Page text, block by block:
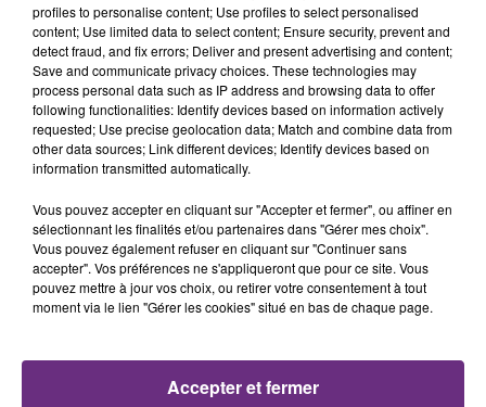
LA CENTRALE NUCLÉAIRE DE CHOOZ
TOUJOURS À L'ARRÊT
Cela fait déjà une semaine que la centrale
nucléaire ardennaise est à l'arrêt. Une situation
justifiée par la sécheresse intense qui est toujours
présente.
LE MAGASIN JOUÉCLUB DE REIMS FERME
profiles to personalise content; Use profiles to select personalised
content; Use limited data to select content; Ensure security, prevent and
detect fraud, and fix errors; Deliver and present advertising and content;
Save and communicate privacy choices. These technologies may
process personal data such as IP address and browsing data to offer
following functionalities: Identify devices based on information actively
requested; Use precise geolocation data; Match and combine data from
other data sources; Link different devices; Identify devices based on
information transmitted automatically.
Vous pouvez accepter en cliquant sur "Accepter et fermer", ou affiner en
sélectionnant les finalités et/ou partenaires dans "Gérer mes choix".
Vous pouvez également refuser en cliquant sur "Continuer sans
accepter". Vos préférences ne s'appliqueront que pour ce site. Vous
pouvez mettre à jour vos choix, ou retirer votre consentement à tout
moment via le lien "Gérer les cookies" situé en bas de chaque page.
Accepter et fermer